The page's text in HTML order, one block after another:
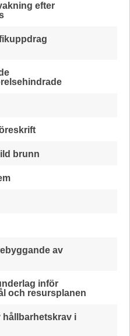
efter
brunn
av
inför
och resursplanen
hållbarhetskrav i